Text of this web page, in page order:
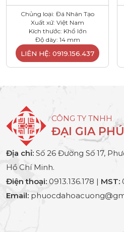
Chủng loại: Đá Nhân Tạo
Xuất xứ: Việt Nam
Kích thước: Khổ lớn
Độ dày: 14 mm
LIÊN HỆ: 0919.156.437
CÔNG TY TNHH
ĐẠI GIA
Địa chỉ: Số 26 Đường Số 17,
Hồ Chí Minh.
Điện thoại: 0913.136.178 | MST:
Email: